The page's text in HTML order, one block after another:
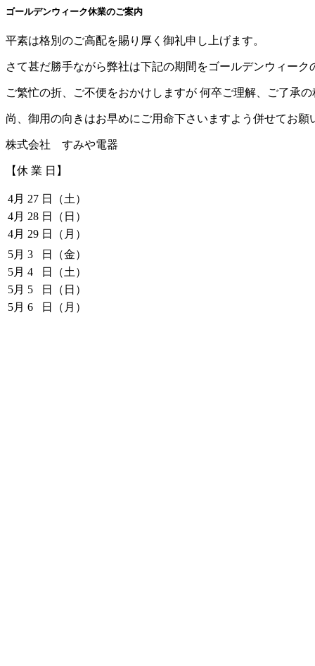
ゴールデンウィーク休業のご案内
平素は格別のご高配を賜り厚く御礼申し上げます。
さて甚だ勝手ながら弊社は下記の期間をゴールデンウィー
ご繁忙の折、ご不便をおかけしますが 何卒ご理解、ご了承
尚、御用の向きはお早めにご用命下さいますよう併せてお願
株式会社 すみや電器
【休 業 日】
4月 27 日（土）
4月 28 日（日）
4月 29 日（月）
5月 3
日（金）
5月 4
日（土）
5月 5
日（日）
5月 6 日（月）